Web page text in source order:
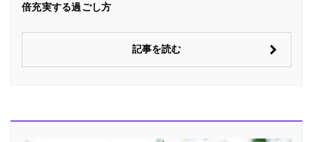
倍充実する過ごし方
記事を読む